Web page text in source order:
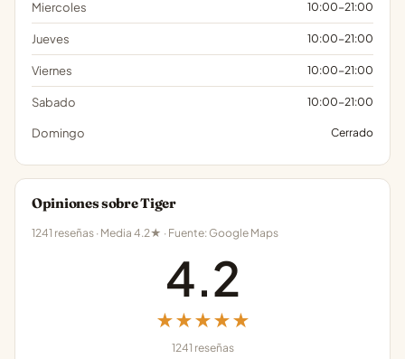
Miercoles 10:00-21:00
Jueves 10:00-21:00
Viernes 10:00-21:00
Sabado 10:00-21:00
Domingo Cerrado
Opiniones sobre Tiger
1241 reseñas · Media 4.2★ · Fuente: Google Maps
4.2
★★★★★
1241 reseñas